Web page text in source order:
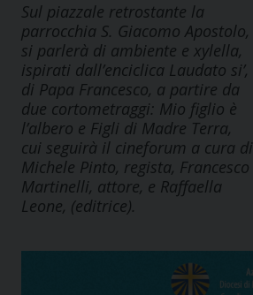
Sul piazzale retrostante la
parrocchia S. Giacomo Apostolo,
si parlerà di ambiente e xylella,
ispirati dall’enciclica Laudato si’,
di Papa Francesco, a partire da
due cortometraggi: Mio figlio è
l’albero e Figli di Madre Terra,
cui seguirà il cineforum a cura di
Michele Pinto, regista, Francesco
Martinelli, attore, e Raffaella
Leone, (editrice).